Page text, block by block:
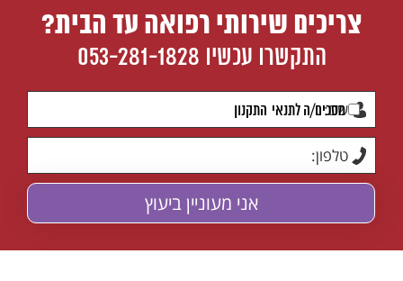
צריכים שירותי רפואה עד הבית?
התקשרו עכשיו 053-281-1828
מסכים/ה לתנאי התקנון